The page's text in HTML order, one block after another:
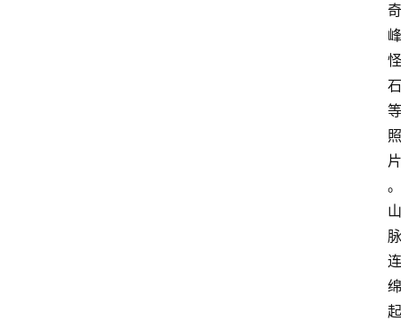
奇
峰
怪
石
等
照
片
。
山
脉
连
绵
起